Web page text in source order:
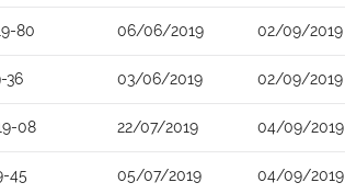
80 06/06/2019 02/09/2019
36 03/06/2019 02/09/2019
08 22/07/2019 04/09/2019
45 05/07/2019 04/09/2019